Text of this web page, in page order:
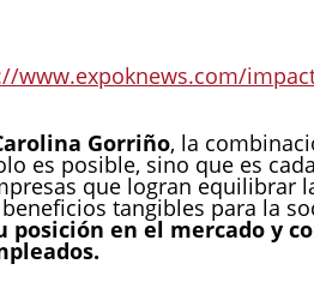
www.expoknews.com/
Gorriño, la
es posible, sino que es
que logran
tangibles para la
posición en el mercado y